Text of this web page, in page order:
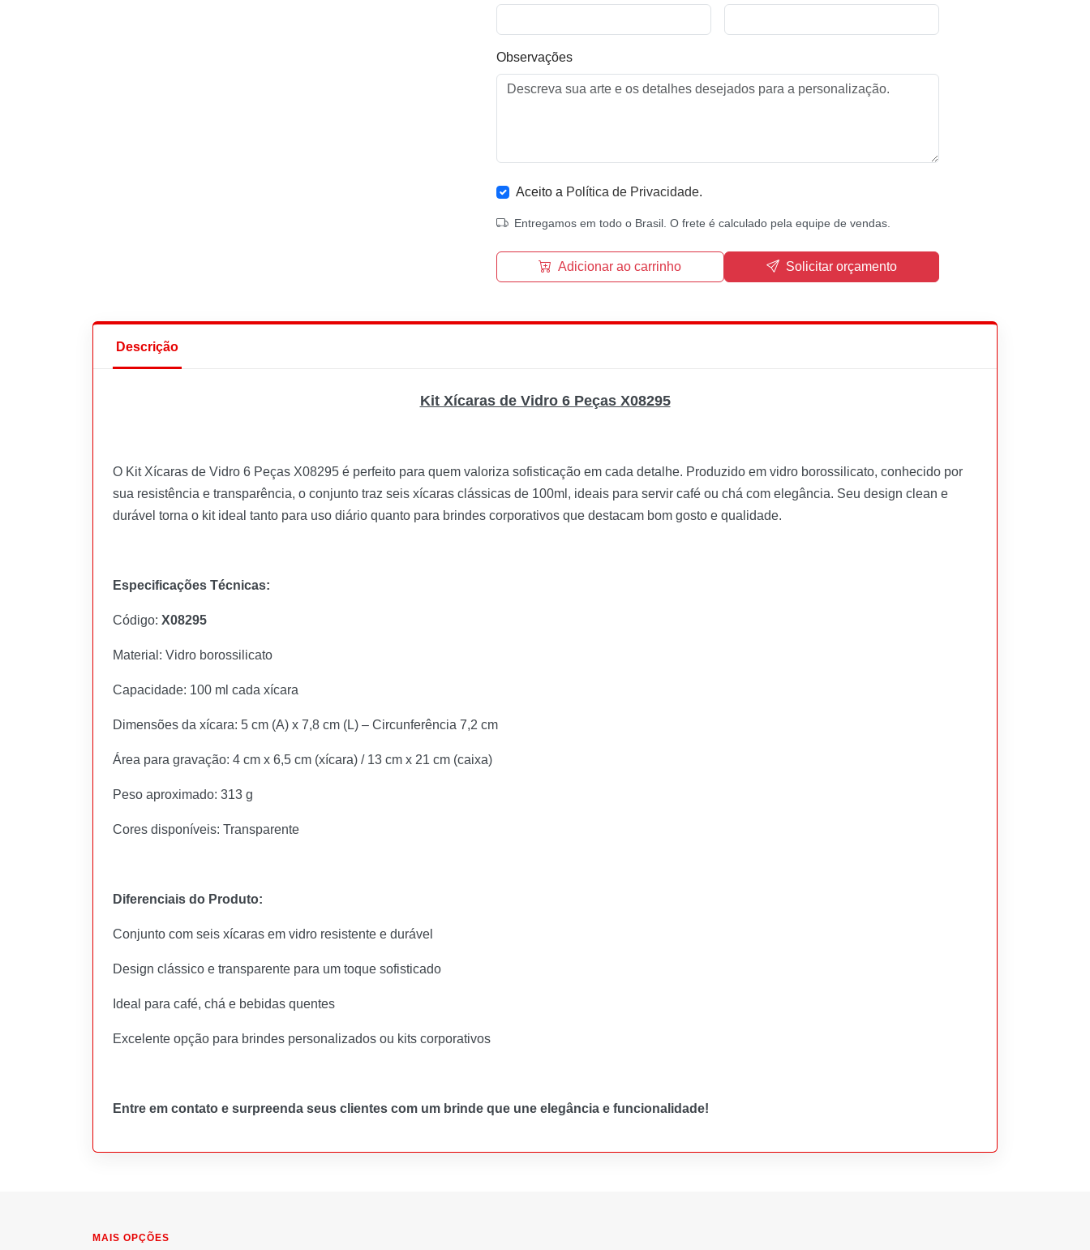
Observações
Aceito a Política de Privacidade.
Entregamos em todo o Brasil. O frete é calculado pela equipe de vendas.
Adicionar ao carrinho Solicitar orçamento
Descrição
Kit Xícaras de Vidro 6 Peças X08295
O Kit Xícaras de Vidro 6 Peças X08295 é perfeito para quem valoriza sofisticação em cada detalhe. Produzido em vidro borossilicato, conhecido por
sua resistência e transparência, o conjunto traz seis xícaras clássicas de 100ml, ideais para servir café ou chá com elegância. Seu design clean e
durável torna o kit ideal tanto para uso diário quanto para brindes corporativos que destacam bom gosto e qualidade.
Especificações Técnicas:
Código: X08295
Material: Vidro borossilicato
Capacidade: 100 ml cada xícara
Dimensões da xícara: 5 cm (A) x 7,8 cm (L) – Circunferência 7,2 cm
Área para gravação: 4 cm x 6,5 cm (xícara) / 13 cm x 21 cm (caixa)
Peso aproximado: 313 g
Cores disponíveis: Transparente
Diferenciais do Produto:
Conjunto com seis xícaras em vidro resistente e durável
Design clássico e transparente para um toque sofisticado
Ideal para café, chá e bebidas quentes
Excelente opção para brindes personalizados ou kits corporativos
Entre em contato e surpreenda seus clientes com um brinde que une elegância e funcionalidade!
MAIS OPÇÕES